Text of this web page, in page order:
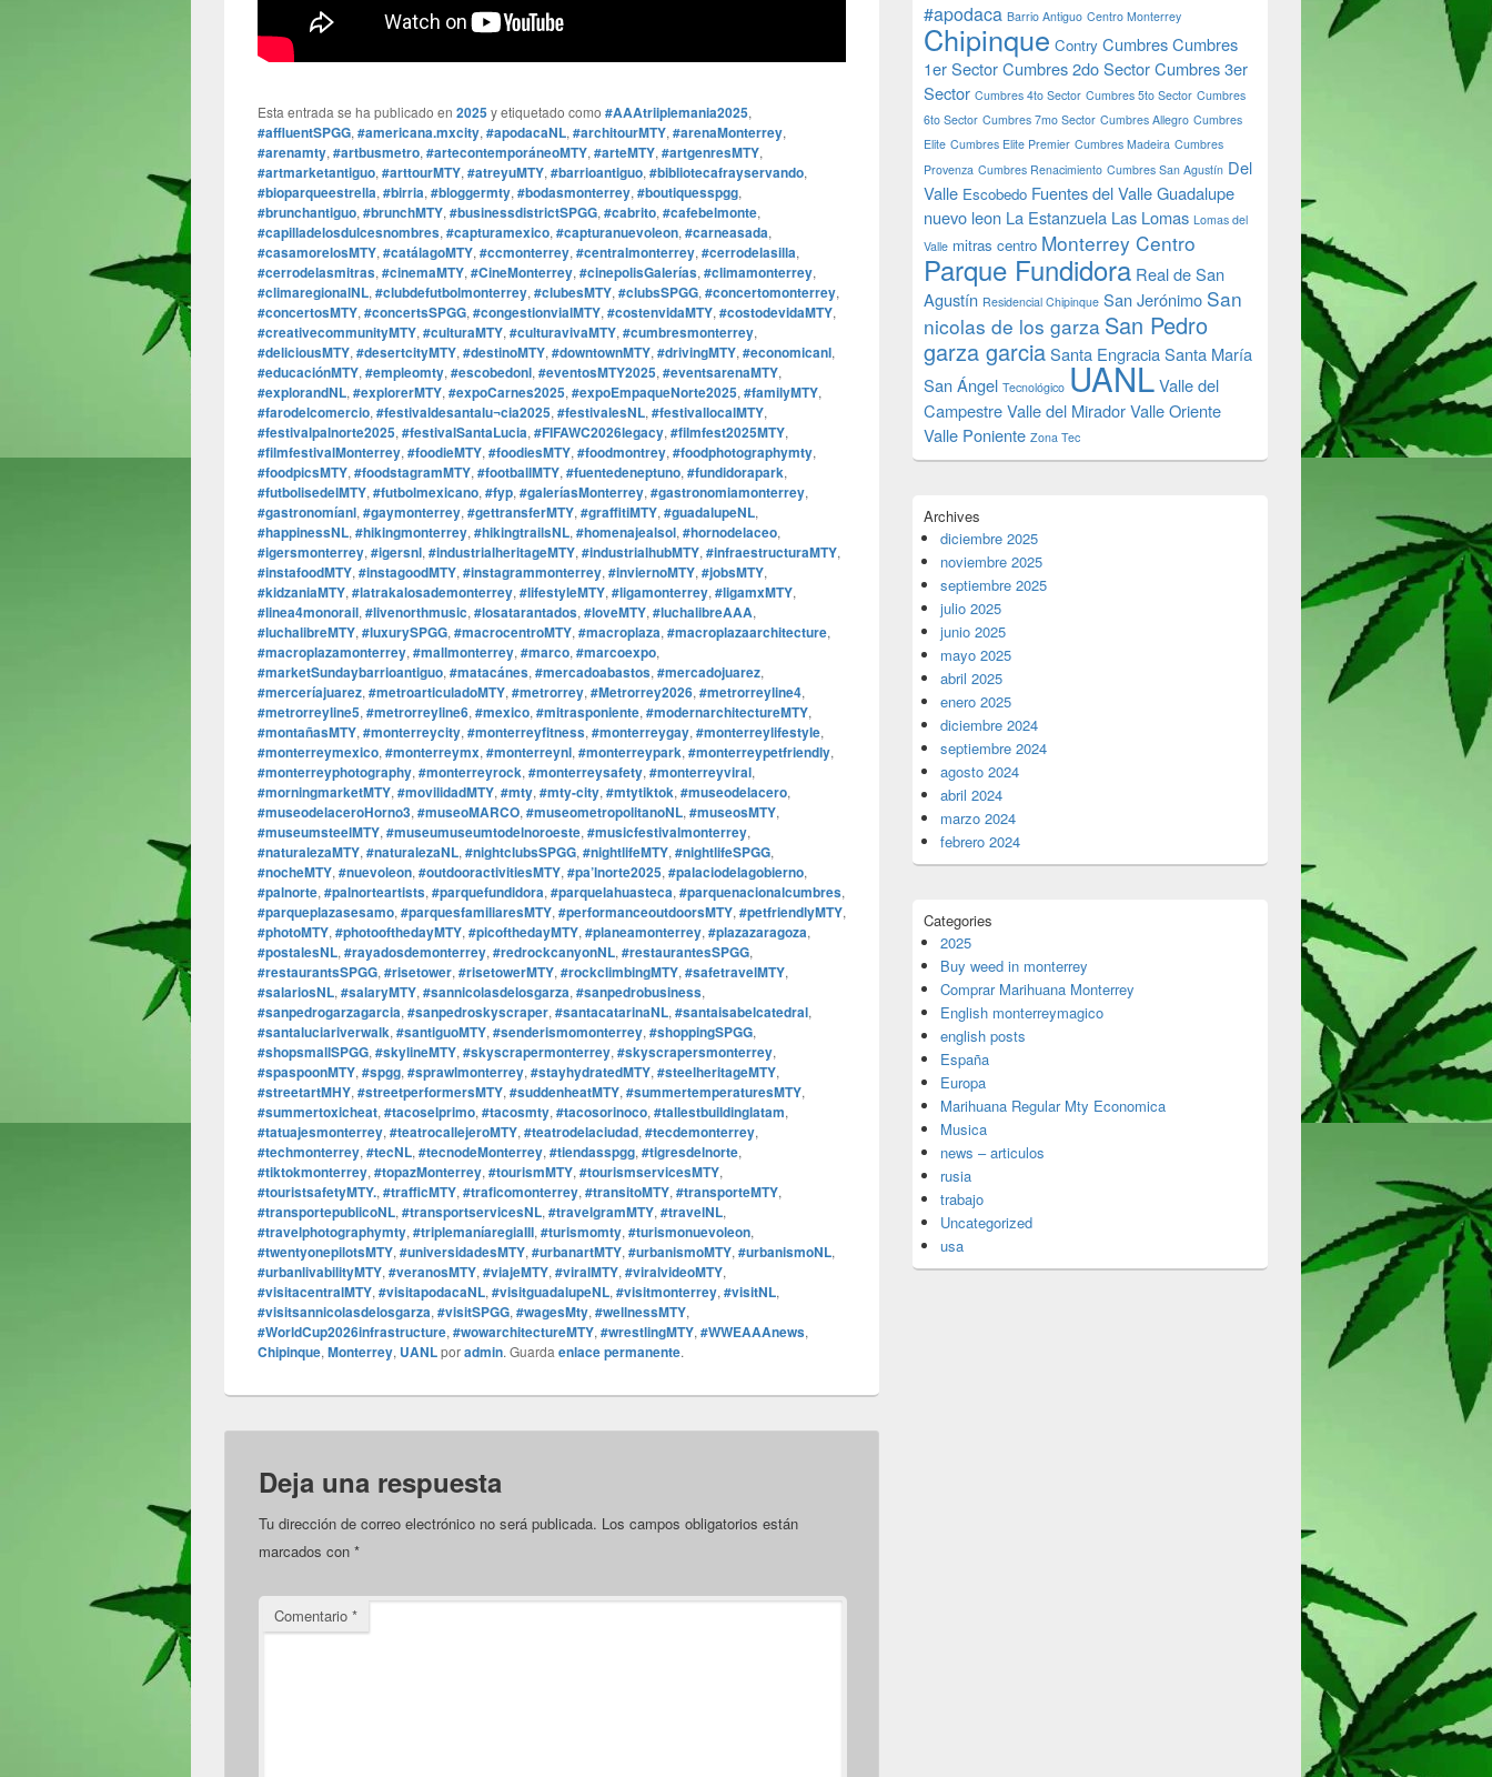
Esta entrada se ha publicado en 2025y etiquetado como #AAAtriiplemania2025,
#affluentSPGG, #americana.mxcity, #apodacaNL, #architourMTY, #arenaMonterrey,
#arenamty, #artbusmetro, #artecontemporáneoMTY, #arteMTY, #artgenresMTY,
#artmarketantiguo, #arttourMTY, #atreyuMTY, #barrioantiguo, #bibliotecafrayservando,
#bioparqueestrella, #birria, #bloggermty, #bodasmonterrey, #boutiquesspgg,
#brunchantiguo, #brunchMTY, #businessdistrictSPGG, #cabrito, #cafebelmonte,
#capilladelosdulcesnombres, #capturamexico, #capturanuevoleon, #carneasada,
#casamorelosMTY, #catálagoMTY, #ccmonterrey, #centralmonterrey, #cerrodelasilla,
#cerrodelasmitras, #cinemaMTY, #CineMonterrey, #cinepolisGalerías, #climamonterrey,
#climaregionalNL, #clubdefutbolmonterrey, #clubesMTY, #clubsSPGG, #concertomonterrey,
#concertosMTY, #concertsSPGG, #congestionvialMTY, #costenvidaMTY, #costodevidaMTY,
#creativecommunityMTY, #culturaMTY, #culturavivaMTY, #cumbresmonterrey,
#deliciousMTY, #desertcityMTY, #destinoMTY, #downtownMTY, #drivingMTY, #economicanl,
#educaciónMTY, #empleomty, #escobedonl, #eventosMTY2025, #eventsarenaMTY,
#explorandNL, #explorerMTY, #expoCarnes2025, #expoEmpaqueNorte2025, #familyMTY,
#farodelcomercio, #festivaldesantalu¬cia2025, #festivalesNL, #festivallocalMTY,
#festivalpalnorte2025, #festivalSantaLucia, #FIFAWC2026legacy, #filmfest2025MTY,
#filmfestivalMonterrey, #foodieMTY, #foodiesMTY, #foodmontrey, #foodphotographymty,
#foodpicsMTY, #foodstagramMTY, #footballMTY, #fuentedeneptuno, #fundidorapark,
#futbolisedelMTY, #futbolmexicano, #fyp, #galeríasMonterrey, #gastronomiamonterrey,
#gastronomíanl, #gaymonterrey, #gettransferMTY, #graffitiMTY, #guadalupeNL,
#happinessNL, #hikingmonterrey, #hikingtrailsNL, #homenajealsol, #hornodelaceo,
#igersmonterrey, #igersnl, #industrialheritageMTY, #industrialhubMTY, #infraestructuraMTY,
#instafoodMTY, #instagoodMTY, #instagrammonterrey, #inviernoMTY, #jobsMTY,
#kidzaniaMTY, #latrakalosademonterrey, #lifestyleMTY, #ligamonterrey, #ligamxMTY,
#linea4monorail, #livenorthmusic, #losatarantados, #loveMTY, #luchalibreAAA,
#luchalibreMTY, #luxurySPGG, #macrocentroMTY, #macroplaza, #macroplazaarchitecture,
#macroplazamonterrey, #mallmonterrey, #marco, #marcoexpo,
#marketSundaybarrioantiguo, #matacánes, #mercadoabastos, #mercadojuarez,
#merceríajuarez, #metroarticuladoMTY, #metrorrey, #Metrorrey2026, #metrorreyline4,
#metrorreyline5, #metrorreyline6, #mexico, #mitrasponiente, #modernarchitectureMTY,
#montañasMTY, #monterreycity, #monterreyfitness, #monterreygay, #monterreylifestyle,
#monterreymexico, #monterreymx, #monterreynl, #monterreypark, #monterreypetfriendly,
#monterreyphotography, #monterreyrock, #monterreysafety, #monterreyviral,
#morningmarketMTY, #movilidadMTY, #mty, #mty-city, #mtytiktok, #museodelacero,
#museodelaceroHorno3, #museoMARCO, #museometropolitanoNL, #museosMTY,
#museumsteelMTY, #museumuseumtodelnoroeste, #musicfestivalmonterrey,
#naturalezaMTY, #naturalezaNL, #nightclubsSPGG, #nightlifeMTY, #nightlifeSPGG,
#nocheMTY, #nuevoleon, #outdooractivitiesMTY, #pa’lnorte2025, #palaciodelagobierno,
#palnorte, #palnorteartists, #parquefundidora, #parquelahuasteca, #parquenacionalcumbres,
#parqueplazasesamo, #parquesfamiliaresMTY, #performanceoutdoorsMTY, #petfriendlyMTY,
#photoMTY, #photoofthedayMTY, #picofthedayMTY, #planeamonterrey, #plazazaragoza,
#postalesNL, #rayadosdemonterrey, #redrockcanyonNL, #restaurantesSPGG,
#restaurantsSPGG, #risetower, #risetowerMTY, #rockclimbingMTY, #safetravelMTY,
#salariosNL, #salaryMTY, #sannicolasdelosgarza, #sanpedrobusiness,
#sanpedrogarzagarcia, #sanpedroskyscraper, #santacatarinaNL, #santaisabelcatedral,
#santaluciariverwalk, #santiguoMTY, #senderismomonterrey, #shoppingSPGG,
#shopsmallSPGG, #skylineMTY, #skyscrapermonterrey, #skyscrapersmonterrey,
#spaspoonMTY, #spgg, #sprawlmonterrey, #stayhydratedMTY, #steelheritageMTY,
#streetartMHY, #streetperformersMTY, #suddenheatMTY, #summertemperaturesMTY,
#summertoxicheat, #tacoselprimo, #tacosmty, #tacosorinoco, #tallestbuildinglatam,
#tatuajesmonterrey, #teatrocallejeroMTY, #teatrodelaciudad, #tecdemonterrey,
#techmonterrey, #tecNL, #tecnodeMonterrey, #tiendasspgg, #tigresdelnorte,
#tiktokmonterrey, #topazMonterrey, #tourismMTY, #tourismservicesMTY,
#touristsafetyMTY., #trafficMTY, #traficomonterrey, #transitoMTY, #transporteMTY,
#transportepublicoNL, #transportservicesNL, #travelgramMTY, #travelNL,
#travelphotographymty, #triplemaníaregiaIII, #turismomty, #turismonuevoleon,
#twentyonepilotsMTY, #universidadesMTY, #urbanartMTY, #urbanismoMTY, #urbanismoNL,
#urbanlivabilityMTY, #veranosMTY, #viajeMTY, #viralMTY, #viralvideoMTY,
#visitacentralMTY, #visitapodacaNL, #visitguadalupeNL, #visitmonterrey, #visitNL,
#visitsannicolasdelosgarza, #visitSPGG, #wagesMty, #wellnessMTY,
#WorldCup2026infrastructure, #wowarchitectureMTY, #wrestlingMTY, #WWEAAAnews,
Chipinque, Monterrey, UANLporadmin. Guarda enlace permanente.
Deja una respuesta
Tu dirección de correo electrónico no será publicada. Los campos obligatorios están
marcados con *
Comentario *
#apodaca Barrio Antiguo Centro Monterrey
Chipinque Contry CumbresCumbres
1er SectorCumbres 2do SectorCumbres 3er
Sector Cumbres 4to Sector Cumbres 5to Sector Cumbres
6to Sector Cumbres 7mo Sector Cumbres Allegro Cumbres
Elite Cumbres Elite Premier Cumbres Madeira Cumbres
Provenza Cumbres Renacimiento Cumbres San Agustín Del
Valle Escobedo Fuentes del ValleGuadalupe
nuevo leon La Estanzuela Las Lomas Lomas del
Valle mitras centro Monterrey Centro
Parque Fundidora Real de San
Agustín Residencial Chipinque San Jerónimo San
nicolas de los garza San Pedro
garza garciaSanta EngraciaSanta María
San Ángel Tecnológico UANLValle del
CampestreValle del MiradorValle Oriente
Valle Poniente Zona Tec
Archives
diciembre 2025
noviembre 2025
septiembre 2025
julio 2025
junio 2025
mayo 2025
abril 2025
enero 2025
diciembre 2024
septiembre 2024
agosto 2024
abril 2024
marzo 2024
febrero 2024
Categories
2025
Buy weed in monterrey
Comprar Marihuana Monterrey
English monterreymagico
english posts
España
Europa
Marihuana Regular Mty Economica
Musica
news – articulos
rusia
trabajo
Uncategorized
usa